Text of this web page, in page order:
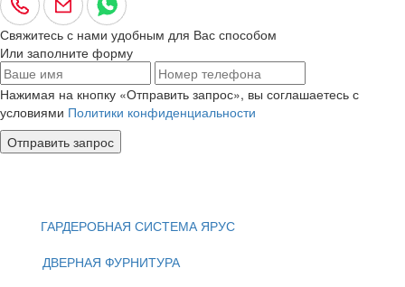
Свяжитесь с нами удобным для Вас способом
Или заполните форму
Нажимая на кнопку «Отправить запрос», вы соглашаетесь с
условиями Политики конфиденциальности
Отправить запрос
ГАРДЕРОБНАЯ СИСТЕМА ЯРУС
ДВЕРНАЯ ФУРНИТУРА